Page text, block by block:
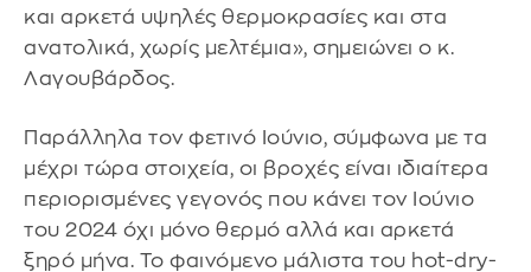
και αρκετά υψηλές θερμοκρασίες και στα
ανατολικά, χωρίς μελτέμια», σημειώνει ο κ.
Λαγουβάρδος.
Παράλληλα τον φετινό Ιούνιο, σύμφωνα με τα
μέχρι τώρα στοιχεία, οι βροχές είναι ιδιαίτερα
περιορισμένες γεγονός που κάνει τον Ιούνιο
του 2024 όχι μόνο θερμό αλλά και αρκετά
ξηρό μήνα. Το φαινόμενο μάλιστα του hot-dry-